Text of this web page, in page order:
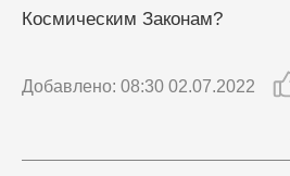
Космическим Законам?
Добавлено: 08:30 02.07.2022